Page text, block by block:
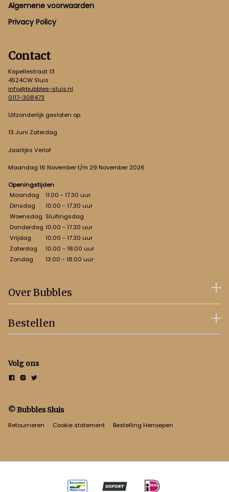
Footer
Algemene voorwaarden
Privacy Policy
Contact
Kapellestraat 13
4524CW Sluis
info@bubbles-sluis.nl
0117-308473
Uitzonderlijk gesloten op
13 Juni Zaterdag
Jaarlijks Verlof
Maandag 16 November t/m 29 November 2026
Openingstijden
Maandag
11.00 - 17.30 uur
Dinsdag
10.00 - 17.30 uur
Woensdag Sluitingsdag
Donderdag 10.00 - 17.30 uur
Vrijdag
10.00 - 17.30 uur
Zaterdag
10.00 - 18.00 uur
Zondag
13.00 - 18.00 uur
Over Bubbles
Bestellen
Volg ons
© Bubbles Sluis
Retourneren Cookie statement Bestelling Herroepen